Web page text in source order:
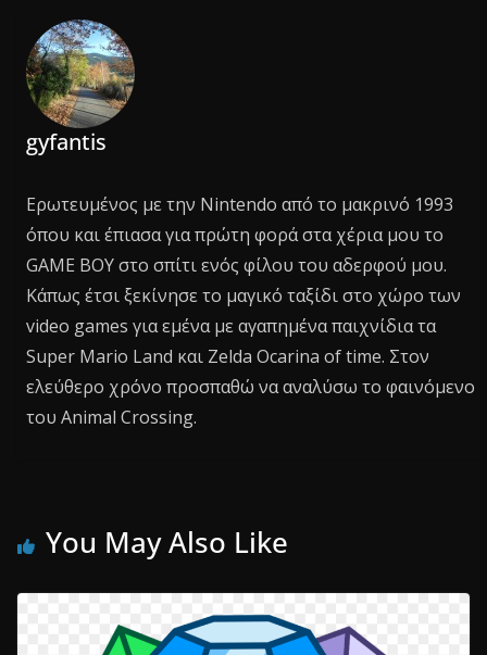
gyfantis
Ερωτευμένος με την Nintendo από το μακρινό 1993
όπου και έπιασα για πρώτη φορά στα χέρια μου το
GAME BOY στο σπίτι ενός φίλου του αδερφού μου.
Κάπως έτσι ξεκίνησε το μαγικό ταξίδι στο χώρο των
video games για εμένα με αγαπημένα παιχνίδια τα
Super Mario Land και Zelda Ocarina of time. Στον
ελεύθερο χρόνο προσπαθώ να αναλύσω το φαινόμενο
του Animal Crossing.
You May Also Like